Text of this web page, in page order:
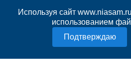
Используя сайт
использованием
Написать письмо
Политика конфиденциальности
18+